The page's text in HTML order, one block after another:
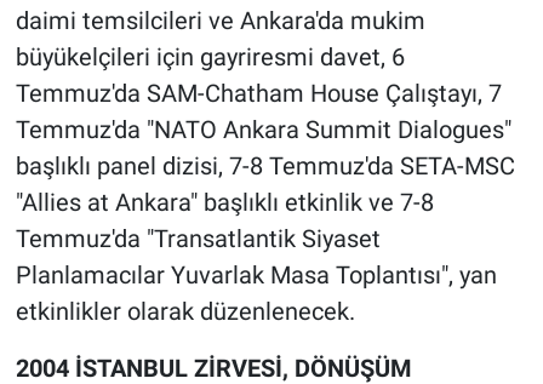
daimi temsilcileri ve Ankara'da mukim
büyükelçileri için gayriresmi davet, 6
Temmuz'da SAM-Chatham House Çalıştayı, 7
Temmuz'da "NATO Ankara Summit Dialogues"
başlıklı panel dizisi, 7-8 Temmuz'da SETA-MSC
"Allies at Ankara" başlıklı etkinlik ve 7-8
Temmuz'da "Transatlantik Siyaset
Planlamacılar Yuvarlak Masa Toplantısı", yan
etkinlikler olarak düzenlenecek.
2004 İSTANBUL ZİRVESİ, DÖNÜŞÜM